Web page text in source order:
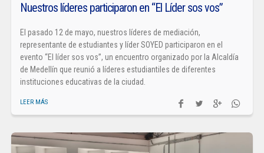
Nuestros líderes participaron en “El Líder sos vos”
El pasado 12 de mayo, nuestros líderes de mediación,
representante de estudiantes y líder SOYED participaron en el
evento “El líder sos vos”, un encuentro organizado por la Alcaldía
de Medellín que reunió a líderes estudiantiles de diferentes
instituciones educativas de la ciudad.
LEER MÁS